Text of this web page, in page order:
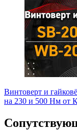
Винтоверт и
на 230 и 500 Нм от